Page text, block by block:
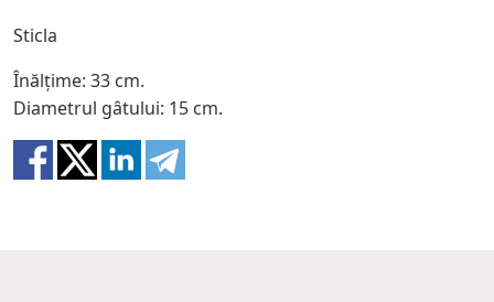
Sticla
Înălțime: 33 cm.
Diametrul gâtului: 15 cm.